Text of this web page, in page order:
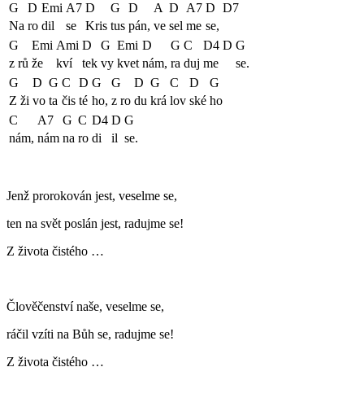
G D Emi A7 D G D A D A7 D D7
Na ro dil se Kris tus pán, ve sel me se,
G
Emi Ami D G Emi D G C D4 D G
z rů že kví tek vy kvet nám, ra duj me
se.
G
D G C D G G D G C D
G
Z ži vo ta čis té ho, z ro du krá lov ské ho
C
A7 G C D4 D G
nám, nám na ro di il se.
Jenž prorokován jest, veselme se,
ten na svět poslán jest, radujme se!
Z života čistého …
Člověčenství naše, veselme se,
ráčil vzíti na Bůh se, radujme se!
Z života čistého …